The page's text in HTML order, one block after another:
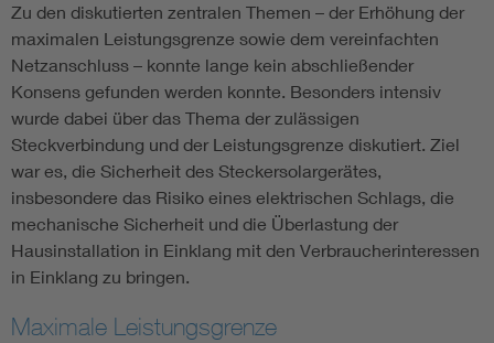
Zu den diskutierten zentralen Themen – der Erhöhung der
maximalen Leistungsgrenze sowie dem vereinfachten
Netzanschluss – konnte lange kein abschließender
Konsens gefunden werden konnte. Besonders intensiv
wurde dabei über das Thema der zulässigen
Steckverbindung und der Leistungsgrenze diskutiert. Ziel
war es, die Sicherheit des Steckersolargerätes,
insbesondere das Risiko eines elektrischen Schlags, die
mechanische Sicherheit und die Überlastung der
Hausinstallation in Einklang mit den Verbraucherinteressen
in Einklang zu bringen.
Maximale Leistungsgrenze